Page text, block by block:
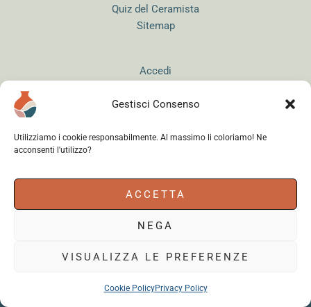
Gestisci Consenso
Utilizziamo i cookie responsabilmente. Al massimo li coloriamo! Ne
acconsenti l'utilizzo?
ACCETTA
NEGA
VISUALIZZA LE PREFERENZE
Cookie PolicyPrivacy Policy
Quiz del Ceramista
Sitemap
Accedi
18179961000 - Copyright © 2026